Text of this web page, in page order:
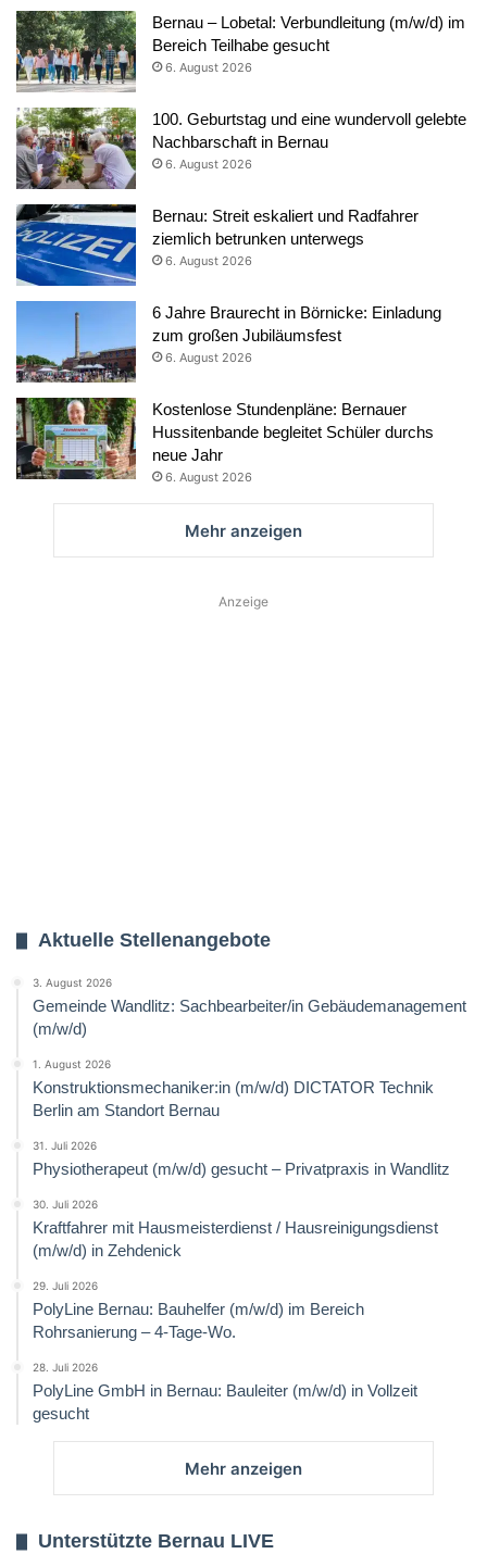
Bernau – Lobetal: Verbundleitung (m/w/d) im
Bereich Teilhabe gesucht
6. August 2026
100. Geburtstag und eine wundervoll gelebte
Nachbarschaft in Bernau
6. August 2026
Bernau: Streit eskaliert und Radfahrer
ziemlich betrunken unterwegs
6. August 2026
6 Jahre Braurecht in Börnicke: Einladung
zum großen Jubiläumsfest
6. August 2026
Kostenlose Stundenpläne: Bernauer
Hussitenbande begleitet Schüler durchs
neue Jahr
6. August 2026
Mehr anzeigen
Anzeige
Aktuelle Stellenangebote
3. August 2026
Gemeinde Wandlitz: Sachbearbeiter/in Gebäudemanagement
(m/w/d)
1. August 2026
Konstruktionsmechaniker:in (m/w/d) DICTATOR Technik
Berlin am Standort Bernau
31. Juli 2026
Physiotherapeut (m/w/d) gesucht – Privatpraxis in Wandlitz
30. Juli 2026
Kraftfahrer mit Hausmeisterdienst / Hausreinigungsdienst
(m/w/d) in Zehdenick
29. Juli 2026
PolyLine Bernau: Bauhelfer (m/w/d) im Bereich
Rohrsanierung – 4-Tage-Wo.
28. Juli 2026
PolyLine GmbH in Bernau: Bauleiter (m/w/d) in Vollzeit
gesucht
Mehr anzeigen
Unterstützte Bernau LIVE